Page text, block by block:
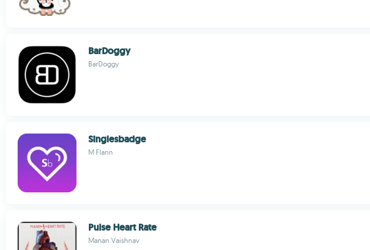
BarDoggy
BarDoggy
Singlesbadge
M Flann
Pulse Heart Rate
Manan Vaishnav